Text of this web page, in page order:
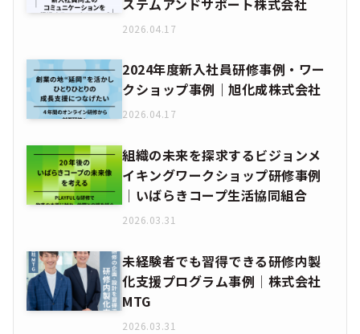
2026.04.17
2024年度新入社員研修事例・ワー
クショップ事例｜旭化成株式会社
2026.04.17
組織の未来を探求するビジョンメ
イキングワークショップ研修事例
│いばらきコープ生活協同組合
2026.03.31
未経験者でも習得できる研修内製
化支援プログラム事例│株式会社
MTG
2026.03.31